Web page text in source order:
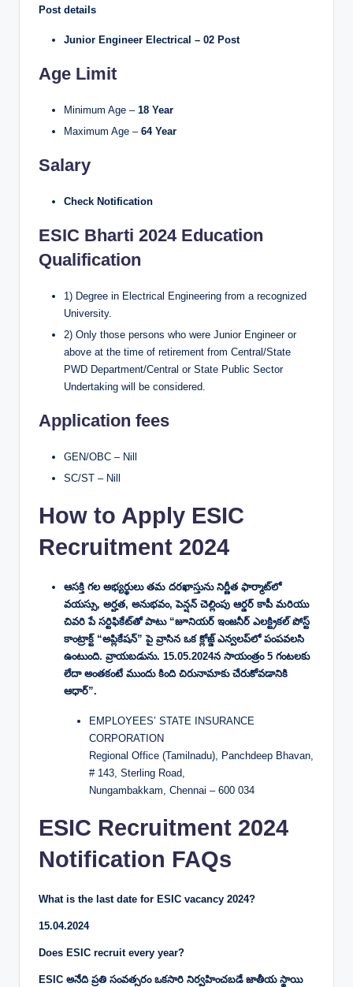
Post details
Junior Engineer Electrical – 02 Post
Age Limit
Minimum Age – 18 Year
Maximum Age – 64 Year
Salary
Check Notification
ESIC Bharti 2024 Education
Qualification
1) Degree in Electrical Engineering from a recognized
University.
2) Only those persons who were Junior Engineer or
above at the time of retirement from Central/State
PWD Department/Central or State Public Sector
Undertaking will be considered.
Application fees
GEN/OBC – Nill
SC/ST – Nill
How to Apply ESIC
Recruitment 2024
ఆసక్తి గల అభ్యర్థులు తమ దరఖాస్తును నిర్ణీత ఫార్మాట్‌లో
వయస్సు, అర్హత, అనుభవం, పెన్షన్ చెల్లింపు ఆర్డర్ కాపీ మరియు
చివరి పే సర్టిఫికేట్‌తో పాటు “జూనియర్ ఇంజనీర్ ఎలక్ట్రికల్ పోస్ట్
కాంట్రాక్ట్ “అప్లికేషన్” పై వ్రాసిన ఒక క్లోజ్డ్ ఎన్వలప్‌లో పంపవలసి
ఉంటుంది. వ్రాయబడును. 15.05.2024న సాయంత్రం 5 గంటలకు
లేదా అంతకంటే ముందు కింది చిరునామాకు చేరుకోవడానికి
ఆధార్”.
EMPLOYEES’ STATE INSURANCE
CORPORATION
Regional Office (Tamilnadu), Panchdeep Bhavan,
# 143, Sterling Road,
Nungambakkam, Chennai – 600 034
ESIC Recruitment 2024
Notification FAQs
What is the last date for ESIC vacancy 2024?
15.04.2024
Does ESIC recruit every year?
ESIC అనేది ప్రతి సంవత్సరం ఒకసారి నిర్వహించబడే జాతీయ స్థాయి